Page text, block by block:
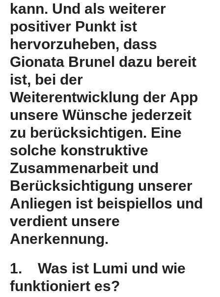
kann. Und als weiterer
positiver Punkt ist
hervorzuheben, dass
Gionata Brunel dazu bereit
ist, bei der
Weiterentwicklung der App
unsere Wünsche jederzeit
zu berücksichtigen. Eine
solche konstruktive
Zusammenarbeit und
Berücksichtigung unserer
Anliegen ist beispiellos und
verdient unsere
Anerkennung.
1. Was ist Lumi und wie
funktioniert es?